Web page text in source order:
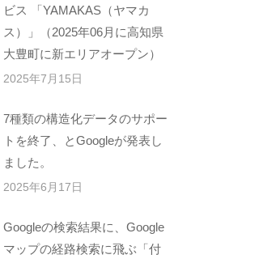
ビス 「YAMAKAS（ヤマカ
ス）」（2025年06月に高知県
大豊町に新エリアオープン）
2025年7月15日
7種類の構造化データのサポー
トを終了、とGoogleが発表し
ました。
2025年6月17日
Googleの検索結果に、Google
マップの経路検索に飛ぶ「付